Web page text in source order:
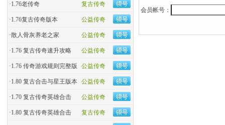
复古传奇
·1.76老传奇
公益传奇
·1.76复古传奇版本
公益传奇
·散人骨灰养老之家
公益传奇
·1.76 复古传奇速升攻略
公益传奇
·1.76 传奇游戏规则完整版
公益传奇
·1.80 复古合击与星王版本
公益传奇
·1.70 复古传奇英雄合击
复古传奇
·1.80 复古传奇英雄合击
会员帐号：